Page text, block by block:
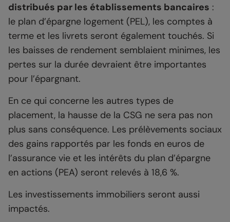
distribués par les établissements bancaires :
le plan d’épargne logement (PEL), les comptes à
terme et les livrets seront également touchés. Si
les baisses de rendement semblaient minimes, les
pertes sur la durée devraient être importantes
pour l’épargnant.
En ce qui concerne les autres types de
placement, la hausse de la CSG ne sera pas non
plus sans conséquence. Les prélèvements sociaux
des gains rapportés par les fonds en euros de
l’assurance vie et les intérêts du plan d’épargne
en actions (PEA) seront relevés à 18,6 %.
Les investissements immobiliers seront aussi
impactés.